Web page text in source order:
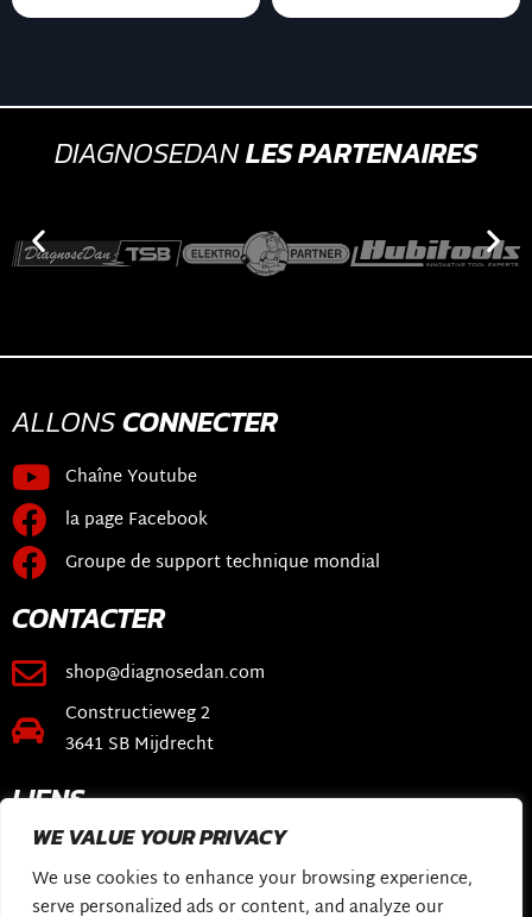
WE VALUE YOUR PRIVACY
We use cookies to enhance your browsing experience,
serve personalized ads or content, and analyze our
DIAGNOSEDANLES PARTENAIRES
ALLONSCONNECTER
Chaîne Youtube
la page Facebook
Groupe de support technique mondial
CONTACTER
shop@diagnosedan.com
Constructieweg 2
3641 SB Mijdrecht
LIENS
Boutique en ligne
Logiciel DiagnoseDan